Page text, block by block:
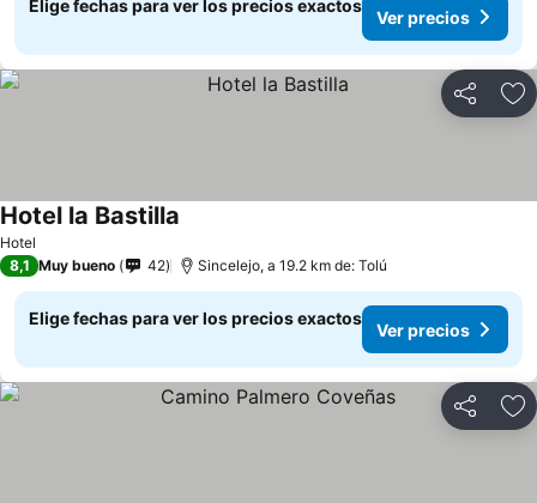
Elige fechas para ver los precios exactos
Ver precios
Compartir
Hotel
Hotel la Bastilla
8,1 Muy bueno 42 Sincelejo, a 19.2 km de: Tolú
Elige fechas para ver los precios exactos
Ver precios
Compartir